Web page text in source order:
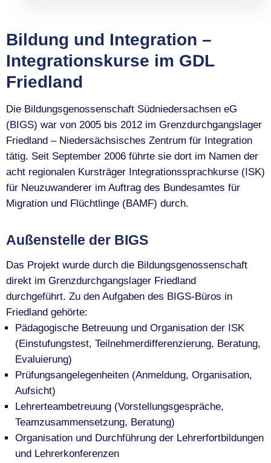
Bildung und Integration –
Integrationskurse im GDL
Friedland
Die Bildungsgenossenschaft Südniedersachsen eG
(BIGS) war von 2005 bis 2012 im Grenzdurchgangslager
Friedland – Niedersächsisches Zentrum für Integration
tätig. Seit September 2006 führte sie dort im Namen der
acht regionalen Kursträger Integrationssprachkurse (ISK)
für Neuzuwanderer im Auftrag des Bundesamtes für
Migration und Flüchtlinge (BAMF) durch.
Außenstelle der BIGS
Das Projekt wurde durch die Bildungsgenossenschaft
direkt im Grenzdurchgangslager Friedland
durchgeführt. Zu den Aufgaben des BIGS-Büros in
Friedland gehörte:
Pädagogische Betreuung und Organisation der ISK
(Einstufungstest, Teilnehmerdifferenzierung, Beratung,
Evaluierung)
Prüfungsangelegenheiten (Anmeldung, Organisation,
Aufsicht)
Lehrerteambetreuung (Vorstellungsgespräche,
Teamzusammensetzung, Beratung)
Organisation und Durchführung der Lehrerfortbildungen
und Lehrerkonferenzen